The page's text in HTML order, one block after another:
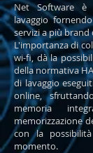
Net Software è
lavaggio
servizi a più
L'importanza di
wi-fi, dà la
della normativa
di lavaggio
online,
memoria
memorizzazione
con la
momento.